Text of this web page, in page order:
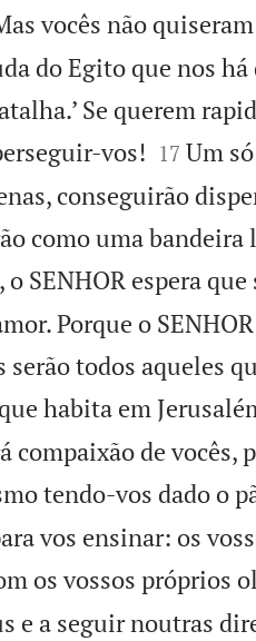
vocês não
do Egito que nos
Se querem
vos!
17 Um
conseguirão
como uma
SENHOR espera
Porque o
todos aqueles
habita em
de vocês,
tendo-vos dado o
vos ensinar: os
os vossos próprios
e a seguir noutras